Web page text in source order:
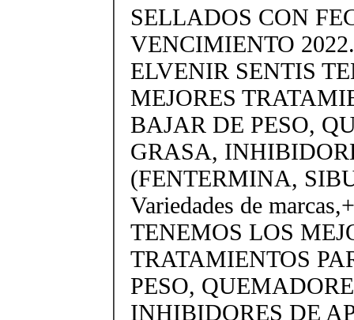
SELLADOS CON
VENCIMIENTO
ELVENIR SENTIS
MEJORES
BAJAR DE PESO,
GRASA,
(FENTERMINA,
Variedades de
TENEMOS LOS
TRATAMIENTOS
PESO,
INHIBIDORES DE